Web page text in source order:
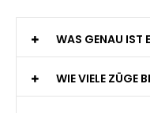
WAS GENAU IST
WIE VIELE ZÜGE